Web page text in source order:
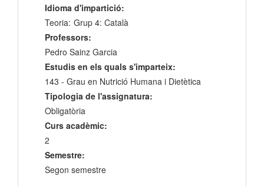
Idioma d'impartició:
Teoria: Grup 4: Català
Professors:
Pedro Sainz Garcia
Estudis en els quals s'imparteix:
143 - Grau en Nutrició Humana i Dietètica
Tipologia de l'assignatura:
Obligatòria
Curs acadèmic:
2
Semestre:
Segon semestre